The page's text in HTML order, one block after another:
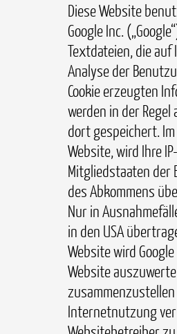
Diese Website
Google Inc.
Textdateien, die auf
Analyse der
Cookie erzeugten
werden in der Regel
dort gespeichert.
Website, wird Ihre
Mitgliedstaaten der
des Abkommens
Nur in
in den USA
Website wird
Website
Internetnutzung